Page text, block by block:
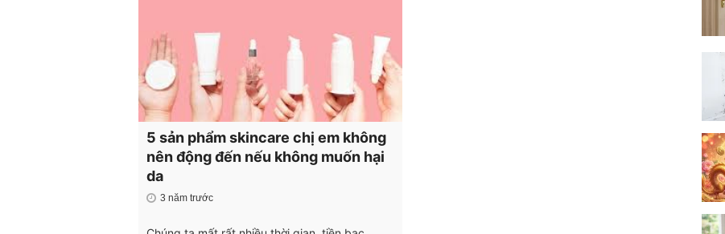
5 sản phẩm skincare chị em không
nên động đến nếu không muốn hại
da
3 năm trước